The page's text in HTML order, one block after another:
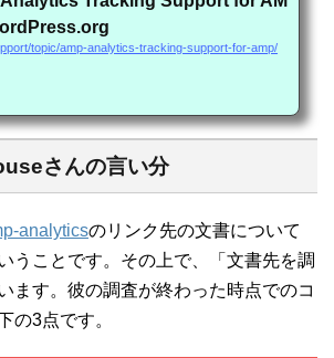
topic/amp-analytics-tracking-support-for-amp/
さんの言い分
analyticsのリンク先の文書について
うことです。その上で、「文書先を調
ます。彼の調査が終わった時点でのコ
の3点です。